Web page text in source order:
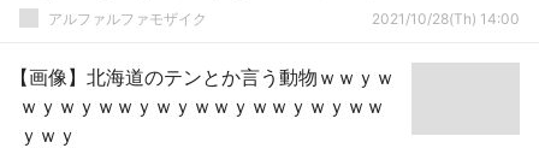
権決議で党執行部に何と言われようと立ち
べき事は言う！こういう男を日本が求めて
いる！」と。
アルファルファモザイク 2021/10/28(Th) 14:00
【画像】北海道のテンとか言う動物ｗｗｙｗ
ｗｙｗｙｗｗｙｗｙｗｗｙｗｗｙｗｙｗｗ
ｙｗｙ